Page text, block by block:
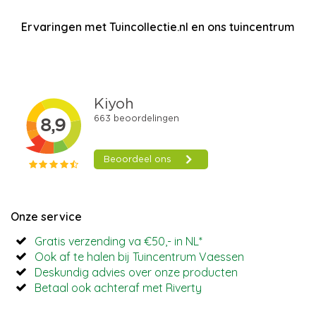
Ervaringen met Tuincollectie.nl en ons tuincentrum
Onze service
Gratis verzending va €50,- in NL*
Ook af te halen bij Tuincentrum Vaessen
Deskundig advies over onze producten
Betaal ook achteraf met Riverty